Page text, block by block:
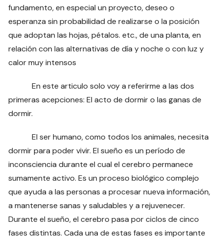
fundamento, en especial un proyecto, deseo o
esperanza sin probabilidad de realizarse o la posición
que adoptan las hojas, pétalos. etc., de una planta, en
relación con las alternativas de día y noche o con luz y
calor muy intensos
En este articulo solo voy a referirme a las dos
primeras acepciones: El acto de dormir o las ganas de
dormir.
El ser humano, como todos los animales, necesita
dormir para poder vivir. El sueño es un período de
inconsciencia durante el cual el cerebro permanece
sumamente activo. Es un proceso biológico complejo
que ayuda a las personas a procesar nueva información,
a mantenerse sanas y saludables y a rejuvenecer.
Durante el sueño, el cerebro pasa por ciclos de cinco
fases distintas. Cada una de estas fases es importante